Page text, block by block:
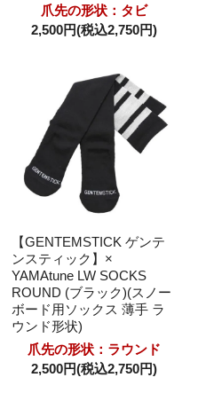
爪先の形状：タビ
2,500円(税込2,750円)
【GENTEMSTICK ゲンテ
ンスティック】×
YAMAtune LW SOCKS
ROUND (ブラック)(スノー
ボード用ソックス 薄手 ラ
ウンド形状)
爪先の形状：ラウンド
2,500円(税込2,750円)